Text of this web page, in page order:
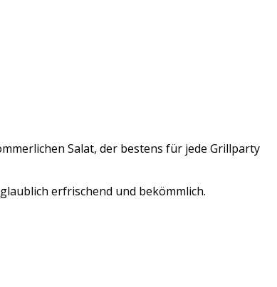
Salat, der bestens für jede Grillparty
erfrischend und bekömmlich.